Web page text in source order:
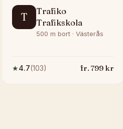
T
Trafiko
Trafikskola
500 m bort · Västerås
★4.7(103) fr. 799 kr